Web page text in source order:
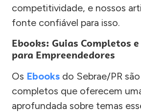
competitividade, e nossos
fonte confiável para isso.
Ebooks: Guias Completos
para Empreendedores
Os Ebooks do Sebrae/PR
completos que oferecem
aprofundada sobre temas